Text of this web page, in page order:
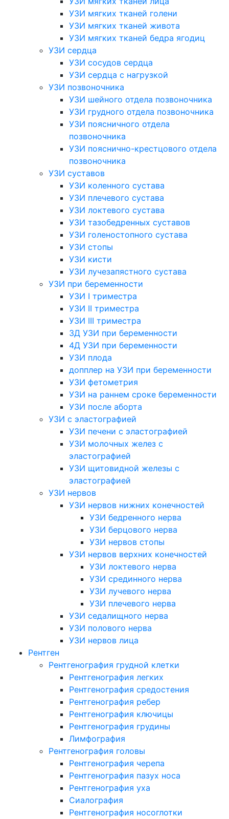
УЗИ мягких тканей голени
УЗИ мягких тканей живота
УЗИ мягких тканей бедра ягодиц
УЗИ сердца
УЗИ сосудов сердца
УЗИ сердца с нагрузкой
УЗИ позвоночника
УЗИ шейного отдела позвоночника
УЗИ грудного отдела позвоночника
УЗИ поясничного отдела
позвоночника
УЗИ пояснично-крестцового отдела
позвоночника
УЗИ суставов
УЗИ коленного сустава
УЗИ плечевого сустава
УЗИ локтевого сустава
УЗИ тазобедренных суставов
УЗИ голеностопного сустава
УЗИ стопы
УЗИ кисти
УЗИ лучезапястного сустава
УЗИ при беременности
УЗИ I триместра
УЗИ II триместра
УЗИ III триместра
3Д УЗИ при беременности
4Д УЗИ при беременности
УЗИ плода
допплер на УЗИ при беременности
УЗИ фетометрия
УЗИ на раннем сроке беременности
УЗИ после аборта
УЗИ с эластографией
УЗИ печени с эластографией
УЗИ молочных желез с
эластографией
УЗИ щитовидной железы с
эластографией
УЗИ нервов
УЗИ нервов нижних конечностей
УЗИ бедренного нерва
УЗИ берцового нерва
УЗИ нервов стопы
УЗИ нервов верхних конечностей
УЗИ локтевого нерва
УЗИ срединного нерва
УЗИ лучевого нерва
УЗИ плечевого нерва
УЗИ седалищного нерва
УЗИ полового нерва
УЗИ нервов лица
Рентген
Рентгенография грудной клетки
Рентгенография легких
Рентгенография средостения
Рентгенография ребер
Рентгенография ключицы
Рентгенография грудины
Лимфография
Рентгенография головы
Рентгенография черепа
Рентгенография пазух носа
Рентгенография уха
Сиалография
Рентгенография носоглотки